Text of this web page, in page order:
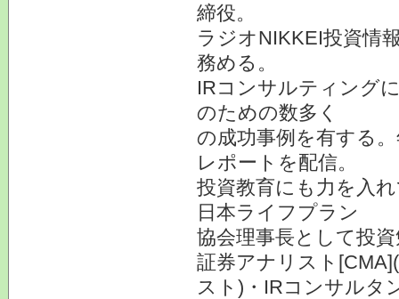
締役。
ラジオNIKKEI投資情
務める。
IRコンサルティング
のための数多く
の成功事例を有する
レポートを配信。
投資教育にも力を入
日本ライフプラン
協会理事長として投
証券アナリスト
スト)・IRコンサルタ